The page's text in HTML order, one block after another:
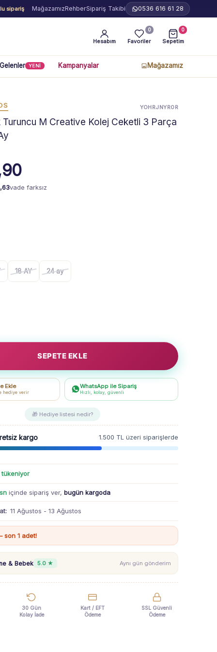
sipariş MağazamızRehberSipariş Takibi 0536 616 61 28
Hesabım Favoriler
0
Sepetim
0
YENİ Kampanyalar Mağazamız
YOHRJNYR0R
Turuncu M Creative Kolej Ceketli 3 Parça
vade farksız
tükeniyor
11 Ağustos - 13 Ağustos
son 1 adet!
18 AY 24 ay
SEPETE EKLE
Ekle
hediye verir
WhatsApp ile Sipariş
Hızlı, kolay, güvenli
🎁 Hediye listesi nedir?
kargo 1.500 TL üzeri siparişlerde
içinde sipariş ver, bugün kargoda
& Bebek 5.0 ★ Aynı gün gönderim
30 Gün
Kolay İade
Kart / EFT
Ödeme
SSL Güvenli
Ödeme